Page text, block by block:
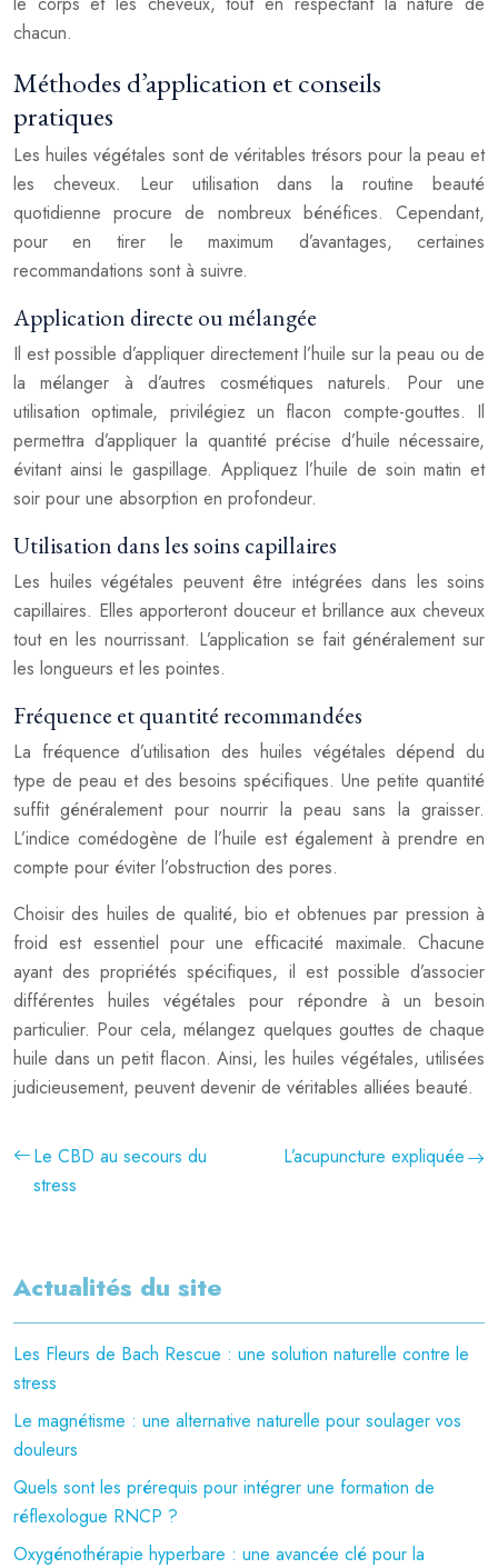
chacun.
Méthodes d’application et conseils
pratiques
Les huiles végétales sont de véritables trésors pour la peau et
les cheveux. Leur utilisation dans la routine beauté
quotidienne procure de nombreux bénéfices. Cependant,
pour en tirer le maximum d’avantages, certaines
recommandations sont à suivre.
Application directe ou mélangée
Il est possible d’appliquer directement l’huile sur la peau ou de
la mélanger à d’autres cosmétiques naturels. Pour une
utilisation optimale, privilégiez un flacon compte-gouttes. Il
permettra d’appliquer la quantité précise d’huile nécessaire,
évitant ainsi le gaspillage. Appliquez l’huile de soin matin et
soir pour une absorption en profondeur.
Utilisation dans les soins capillaires
Les huiles végétales peuvent être intégrées dans les soins
capillaires. Elles apporteront douceur et brillance aux cheveux
tout en les nourrissant. L’application se fait généralement sur
les longueurs et les pointes.
Fréquence et quantité recommandées
La fréquence d’utilisation des huiles végétales dépend du
type de peau et des besoins spécifiques. Une petite quantité
suffit généralement pour nourrir la peau sans la graisser.
L’indice comédogène de l’huile est également à prendre en
compte pour éviter l’obstruction des pores.
Choisir des huiles de qualité, bio et obtenues par pression à
froid est essentiel pour une efficacité maximale. Chacune
ayant des propriétés spécifiques, il est possible d’associer
différentes huiles végétales pour répondre à un besoin
particulier. Pour cela, mélangez quelques gouttes de chaque
huile dans un petit flacon. Ainsi, les huiles végétales, utilisées
judicieusement, peuvent devenir de véritables alliées beauté.
Le CBD au secours du
stress
L’acupuncture expliquée
Actualités du site
Les Fleurs de Bach Rescue : une solution naturelle contre le
stress
Le magnétisme : une alternative naturelle pour soulager vos
douleurs
Quels sont les prérequis pour intégrer une formation de
réflexologue RNCP ?
Oxygénothérapie hyperbare : une avancée clé pour la